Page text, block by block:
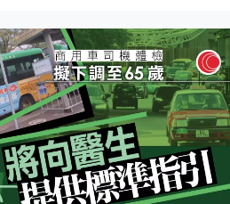
聯邦調查局證實，上周粉碎針對這場
部指，五名疑犯企圖利用載有炸藥
位置，引發群眾疏散後，再由預先
人物，之後在白宮大閘實施第二波
朗普、萬斯、以色列總理內塔尼亞
多名國會議員，但部分人無出席活
州拘捕19歲的普羅珀，由其母報
劃襲擊，先在TikTok招募同夥，再